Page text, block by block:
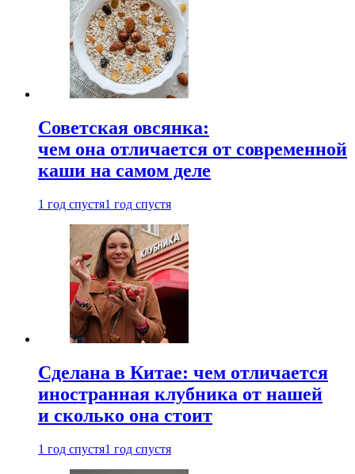
Советская овсянка:
чем она отличается от современной
каши на самом деле
1 год спустя1 год спустя
Сделана в Китае: чем отличается
иностранная клубника от нашей
и сколько она стоит
1 год спустя1 год спустя